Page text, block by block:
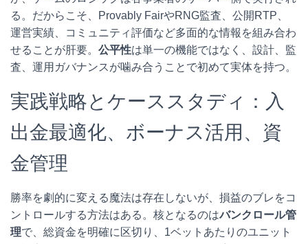
る。だからこそ、Provably FairやRNG監査、公開RTP、
運営実績、コミュニティ評価など多面的な情報を組み合わ
せることが肝要。 公平性は単一の機能ではなく、設計、監
査、運用ガバナンスが噛み合うことで初めて実体を持つ。
実践戦略とケーススタディ：入
出金最適化、ボーナス活用、資
金管理
勝率を劇的に変える魔法は存在しないが、損益のブレをコ
ントロールする方法はある。核となるのはバンクロール管
理で、総資金を明確に区切り、1ベットあたりのユニット